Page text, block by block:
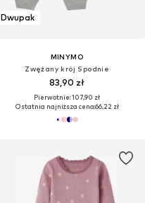
Dwupak
MINYMO
Zwężany krój Spodnie
83,90 zł
Pierwotnie: 107,90 zł
Ostatnia najniższa cena:66,22 zł